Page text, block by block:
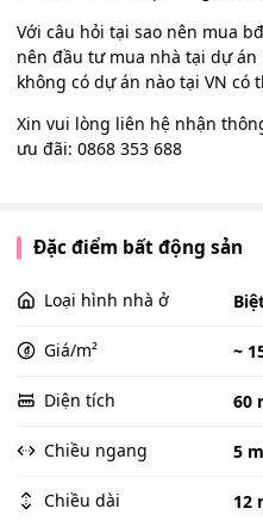
Với câu hỏi tại sao nên mua
nên đầu tư mua nhà tại dự án
không có dự án nào tại VN có
Xin vui lòng liên hệ nhận
ưu đãi: 0868 353 688
Đặc điểm bất động sản
Loại hình nhà ở
Giá/m² ~
Diện tích 60
Chiều ngang 5 m
Chiều dài 12